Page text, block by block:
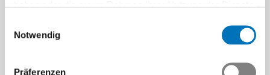
Notwendig
Präferenzen
Swissmem bedauert das
Nein zur BVG-Reform